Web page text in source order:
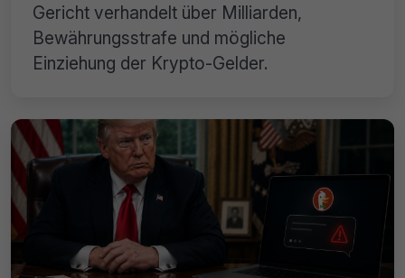
Gericht verhandelt über Milliarden,
Bewährungsstrafe und mögliche
Einziehung der Krypto-Gelder.